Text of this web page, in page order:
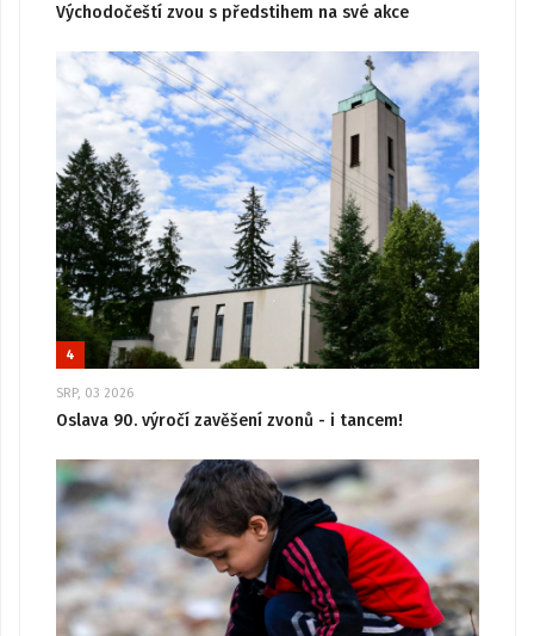
Východočeští zvou s předstihem na své akce
4
SRP, 03 2026
Oslava 90. výročí zavěšení zvonů - i tancem!